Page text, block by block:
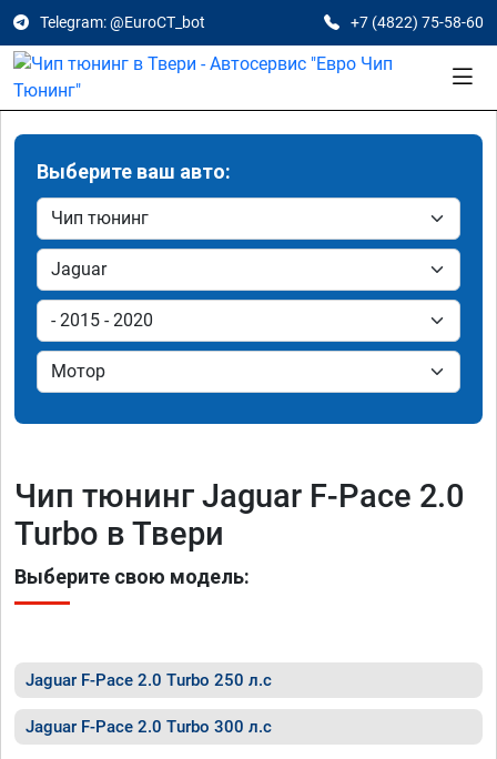
Telegram: @EuroCT_bot +7 (4822) 75-58-60
Выберите ваш авто:
Чип тюнинг Jaguar F-Pace 2.0
Turbo в Твери
Выберите свою модель:
Jaguar F-Pace 2.0 Turbo 250 л.с
Jaguar F-Pace 2.0 Turbo 300 л.с